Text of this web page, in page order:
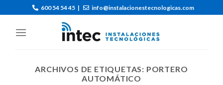
600 54 54 45 | info@instalacionestecnologicas.com
ARCHIVOS DE ETIQUETAS: PORTERO
AUTOMÁTICO